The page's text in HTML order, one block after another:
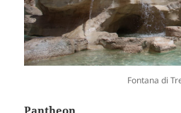
Fontana di